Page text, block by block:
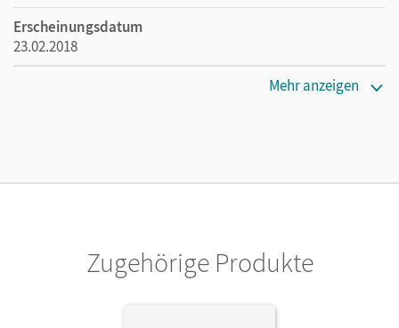
Erscheinungsdatum
23.02.2018
Mehr anzeigen
Zugehörige Produkte